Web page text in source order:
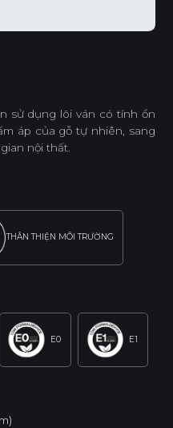
sử dụng lõi ván có tính ổn
áp của gỗ tự nhiên, sang
nội thất.
THÂN THIỆN MÔI TRƯỜNG
E0 E1